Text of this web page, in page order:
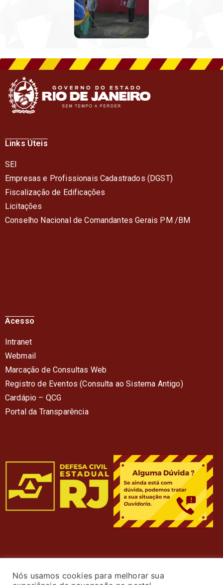
Links Úteis
SEI
Empresas e Profissionais Cadastrados (DGST)
Fiscalização de Edificações
Licitações
Conselho Nacional de Comandantes Gerais PM /BM
Acesso
Intranet
Webmail
Marcação de Consultas Web
Registro de Eventos (Consulta ao Sistema Antigo)
Cardápio – QCG
Portal da Transparência
Nós usamos cookies para melhorar sua